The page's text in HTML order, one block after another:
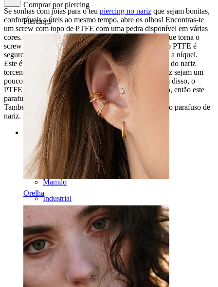
Comprar por piercing
Piercings
Orelha
Se sonhas com jóias para o teu piercing no nariz que sejam bonitas,
confortáveis e úteis ao mesmo tempo, abre os olhos! Encontras-te
um screw com topo de PTFE com uma pedra disponível em várias
cores. O PTFE é um material plástico muito flexível que torna o
screw incrivelmente confortável de usar. Além disso, o PTFE é
seguro, portanto podes usá-lo mesmo se fores alérgico a níquel.
Este é um screw de nariz que é inserido na perfuração do nariz
torcendo a extremidade; mesmo que os screws de nariz sejam um
pouco complicados, este é fácil e útil de colocar. Além disso, o
PTFE tem a vantagem de ser um material muito macio, então este
parafuso de nariz será super fácil de usar.
Também podes escolher a cor da pedra para o teu novo parafuso de
nariz. Do que estás a espera? :)
Categorias
Umbigo
Lábio
Mamilo
Industrial
Helix
Orelha
Septo
Ouro 14k